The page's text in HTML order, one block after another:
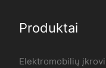
Produktai
Elektromobilių